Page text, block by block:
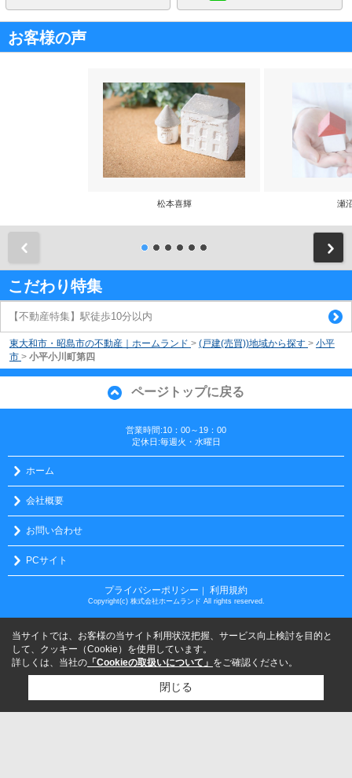
お客様の声
松本喜輝 瀬
こだわり特集
【不動産特集】駅徒歩10分以内
東大和市・昭島市の不動産｜ホームランド > (戸建(売買))地域から探す > 小平
市 > 小平小川町第四
ページトップに戻る
営業時間:10：00～19：00
定休日:毎週火・水曜日
ホーム
会社概要
お問い合わせ
PCサイト
プライバシーポリシー ｜ 利用規約
Copyright(c) 株式会社ホームランド All rights reserved.
当サイトでは、お客様の当サイト利用状況把握、サービス向上検討を目的と
して、クッキー（Cookie）を使用しています。
詳しくは、当社の 「Cookieの取扱いについて」 をご確認ください。
閉じる